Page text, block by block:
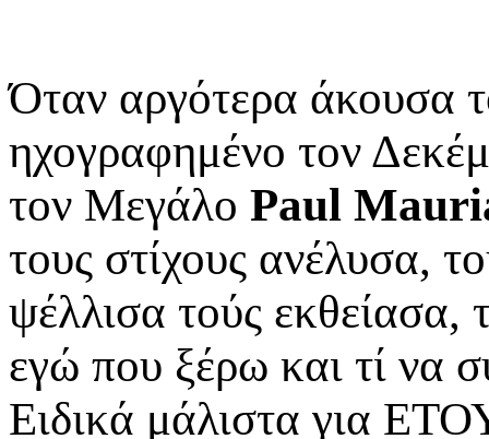
Όταν αργότερα άκουσα
ηχογραφημένο τον
τον Μεγάλο Paul
τους στίχους ανέλυσα,
ψέλλισα τούς
εγώ που ξέρω και τί να
Ειδικά μάλιστα για